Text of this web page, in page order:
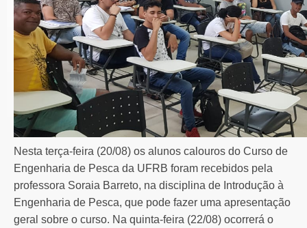
Nesta terça-feira (20/08) os alunos calouros do Curso de
Engenharia de Pesca da UFRB foram recebidos pela
professora Soraia Barreto, na disciplina de Introdução à
Engenharia de Pesca, que pode fazer uma apresentação
geral sobre o curso. Na quinta-feira (22/08) ocorrerá o